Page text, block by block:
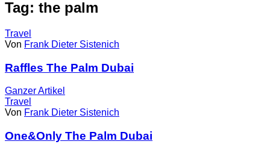
Tag: the palm
Travel
Von Frank Dieter Sistenich
Raffles The Palm Dubai
GanzerArtikel
Travel
Von Frank Dieter Sistenich
One&Only The Palm Dubai